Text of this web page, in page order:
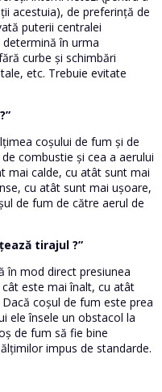
acestuia), de preferință de
puterii centralei
în urma
curbe și schimbări
etc. Trebuie evitate
coșului de fum și de
combustie și cea a aerului
mai calde, cu atât sunt mai
cu atât sunt mai ușoare,
de fum de către aerul de
tirajul ?”
în mod direct presiunea
este mai înalt, cu atât
coșul de fum este prea
ele însele un obstacol la
de fum să fie bine
impus de standarde.